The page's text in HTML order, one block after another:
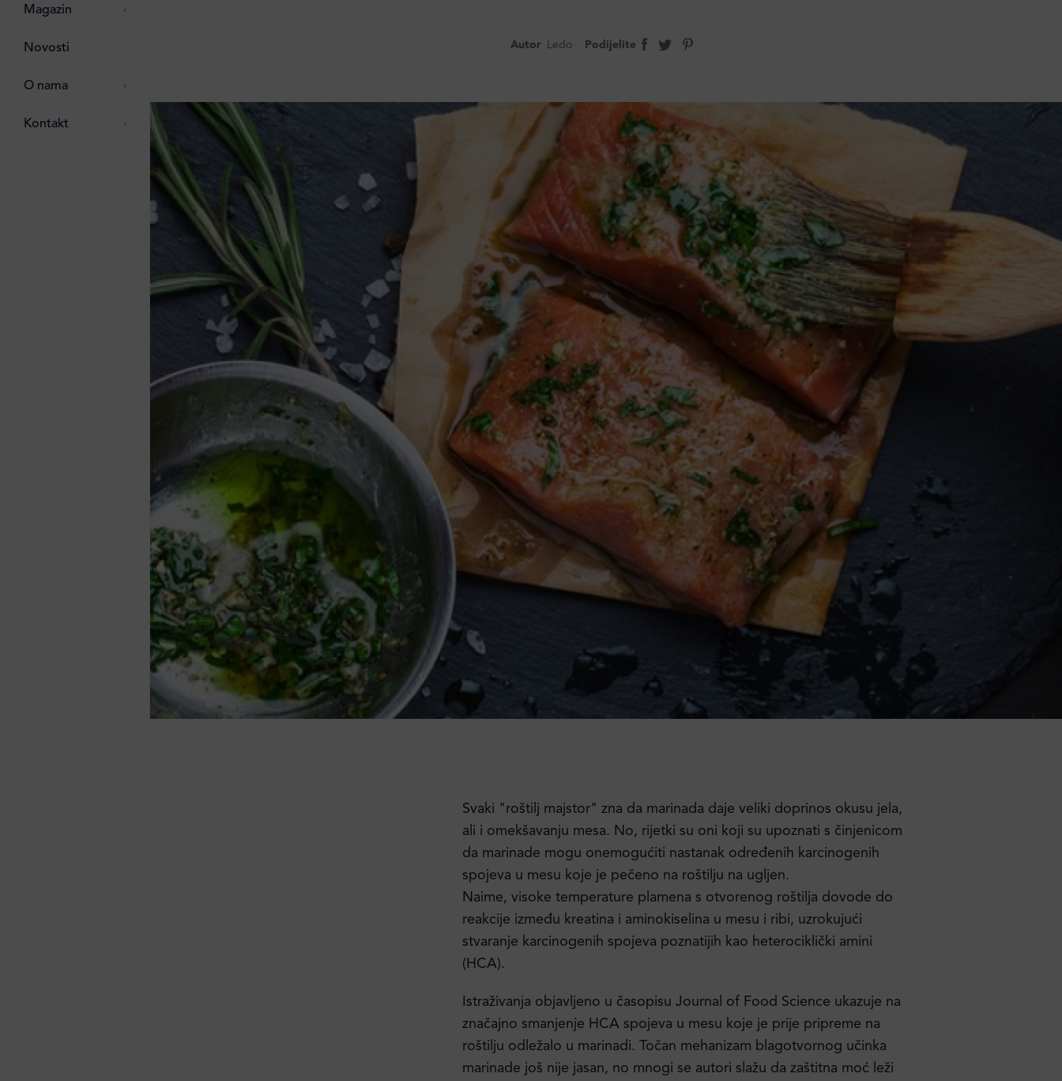
Magazin
Novosti
O nama
ostalo
Kontakt
Autor Ledo Podijelite
Svaki "roštilj majstor" zna da marinada daje veliki doprinos okusu jela,
ali i omekšavanju mesa. No, rijetki su oni koji su upoznati s činjenicom
da marinade mogu onemogućiti nastanak određenih karcinogenih
spojeva u mesu koje je pečeno na roštilju na ugljen.
Naime, visoke temperature plamena s otvorenog roštilja dovode do
reakcije između kreatina i aminokiselina u mesu i ribi, uzrokujući
stvaranje karcinogenih spojeva poznatijih kao heterociklički amini
(HCA).
Istraživanja objavljeno u časopisu Journal of Food Science ukazuje na
značajno smanjenje HCA spojeva u mesu koje je prije pripreme na
roštilju odležalo u marinadi. Točan mehanizam blagotvornog učinka
marinade još nije jasan, no mnogi se autori slažu da zaštitna moć leži